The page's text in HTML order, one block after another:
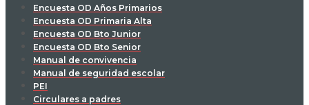
Encuesta OD Años Primarios
Encuesta OD Primaria Alta
Encuesta OD Bto Junior
Encuesta OD Bto Senior
Manual de convivencia
Manual de seguridad escolar
PEI
Circulares a padres